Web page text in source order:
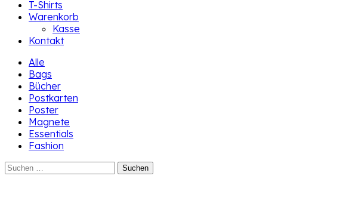
T-Shirts
Warenkorb
Kasse
Kontakt
Alle
Bags
Bücher
Postkarten
Poster
Magnete
Essentials
Fashion
Suchen